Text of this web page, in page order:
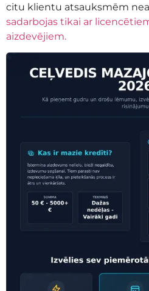
citu klientu atsauksmēm
sadarbojas tikai ar
aizdevējiem.